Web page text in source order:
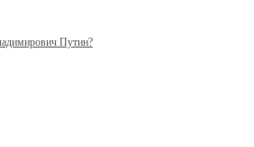
Путин?